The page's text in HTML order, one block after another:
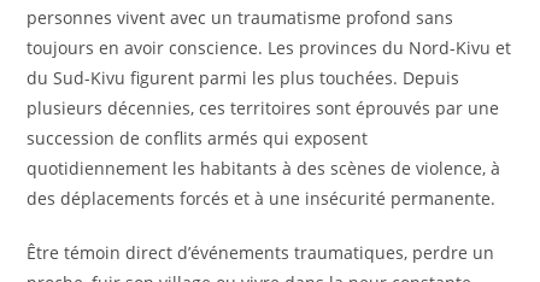
personnes vivent avec un traumatisme profond sans
toujours en avoir conscience. Les provinces du Nord-Kivu et
du Sud-Kivu figurent parmi les plus touchées. Depuis
plusieurs décennies, ces territoires sont éprouvés par une
succession de conflits armés qui exposent
quotidiennement les habitants à des scènes de violence, à
des déplacements forcés et à une insécurité permanente.
Être témoin direct d’événements traumatiques, perdre un